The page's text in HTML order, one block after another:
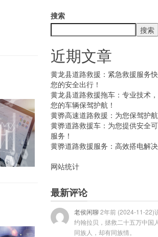
搜索
搜索
近期文章
黄龙县道路救援：紧急救援服务
您的安全出行！
黄龙县道路救援拖车：专业技术
您的车辆保驾护航！
黄骅高速道路救援：为您保驾护
黄骅道路救援车：为您提供安全
服务！
黄骅道路救援服务：高效搭电解
网站统计
最新评论
老侯闲聊2年前 (2024-11-22)
约翰拉贝，拯救二十五万中国
同族人，却有同族情。